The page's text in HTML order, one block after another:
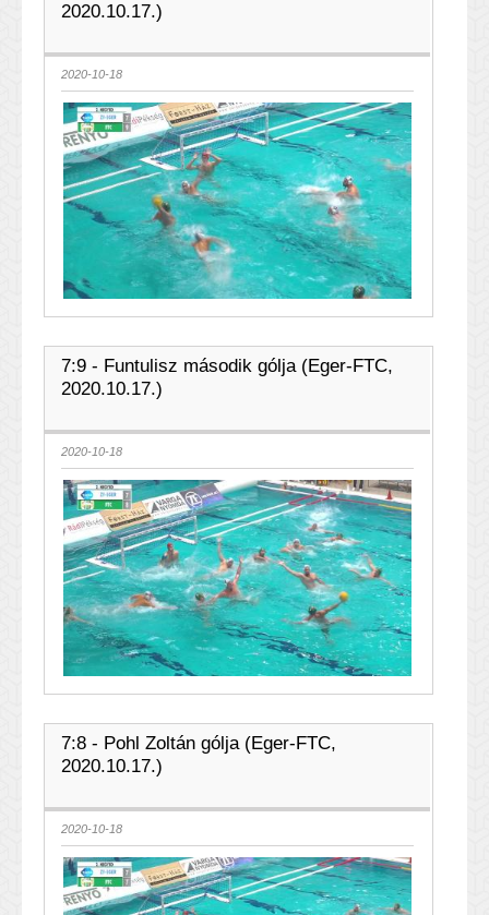
2020.10.17.)
2020-10-18
7:9 - Funtulisz második gólja (Eger-FTC,
2020.10.17.)
2020-10-18
7:8 - Pohl Zoltán gólja (Eger-FTC,
2020.10.17.)
2020-10-18